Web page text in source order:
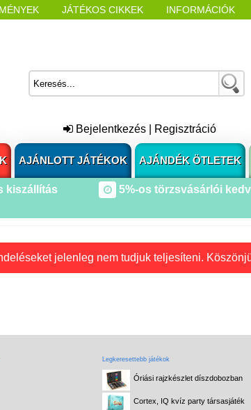
JÁTÉKOS CIKKEK INFORMÁCIÓK
Bejelentkezés Regisztráció
AJÁNLOTT JÁTÉKOK AJÁNDÉK ÖTLETEK
kiszállítás 5%-os törzsvásárlói
jelenleg nem tudjuk teljesíteni.
Legkeresettebb játékok
Óriási rajzkészlet díszdobozban
Cortex, IQ kvíz party társasjáték